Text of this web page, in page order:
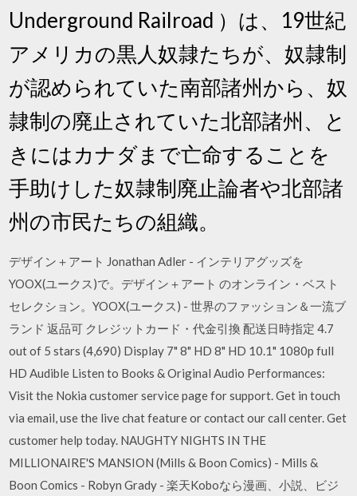
Underground Railroad ）は、19世紀
アメリカの黒人奴隷たちが、奴隷制
が認められていた南部諸州から、奴
隷制の廃止されていた北部諸州、と
きにはカナダまで亡命することを
手助けした奴隷制廃止論者や北部諸
州の市民たちの組織。
デザイン＋アート Jonathan Adler - インテリアグッズを
YOOX(ユークス)で。デザイン＋アート のオンライン・ベスト
セレクション。YOOX(ユークス) - 世界のファッション＆一流ブ
ランド 返品可 クレジットカード・代金引換 配送日時指定 4.7
out of 5 stars (4,690) Display 7" 8" HD 8" HD 10.1" 1080p full
HD Audible Listen to Books & Original Audio Performances:
Visit the Nokia customer service page for support. Get in touch
via email, use the live chat feature or contact our call center. Get
customer help today. NAUGHTY NIGHTS IN THE
MILLIONAIRE'S MANSION (Mills & Boon Comics) - Mills &
Boon Comics - Robyn Grady - 楽天Koboなら漫画、小説、ビジ